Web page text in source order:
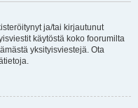
ja/tai kirjautunut
käytöstä koko foorumilta
yksityisviestejä. Ota